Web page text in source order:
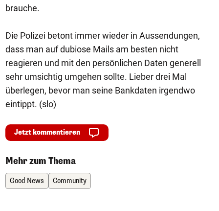
brauche.
Die Polizei betont immer wieder in Aussendungen,
dass man auf dubiose Mails am besten nicht
reagieren und mit den persönlichen Daten generell
sehr umsichtig umgehen sollte. Lieber drei Mal
überlegen, bevor man seine Bankdaten irgendwo
eintippt. (slo)
Jetzt kommentieren
Mehr zum Thema
Good News Community